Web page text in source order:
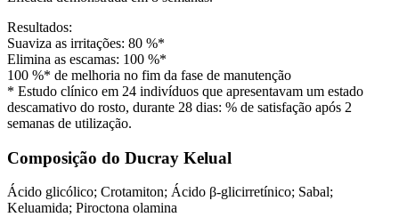
Resultados:
Suaviza as irritações: 80 %*
Elimina as escamas: 100 %*
100 %* de melhoria no fim da fase de manutenção
* Estudo clínico em 24 indivíduos que apresentavam um estado
descamativo do rosto, durante 28 dias: % de satisfação após 2
semanas de utilização.
Composição do Ducray Kelual
Ácido glicólico; Crotamiton; Ácido β-glicirretínico; Sabal;
Keluamida; Piroctona olamina